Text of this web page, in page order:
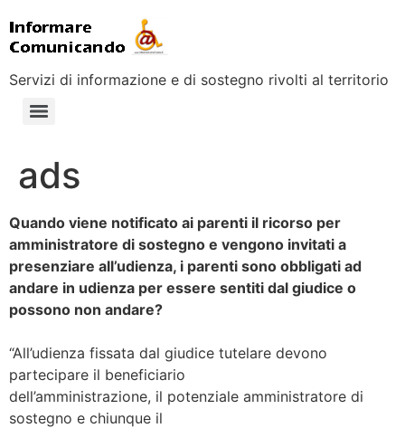
Servizi di informazione e di sostegno rivolti al territorio
ads
Quando viene notificato ai parenti il ricorso per
amministratore di sostegno e vengono invitati a
presenziare all’udienza, i parenti sono obbligati ad
andare in udienza per essere sentiti dal giudice o
possono non andare?
“All’udienza fissata dal giudice tutelare devono
partecipare il beneficiario
dell’amministrazione, il potenziale amministratore di
sostegno e chiunque il